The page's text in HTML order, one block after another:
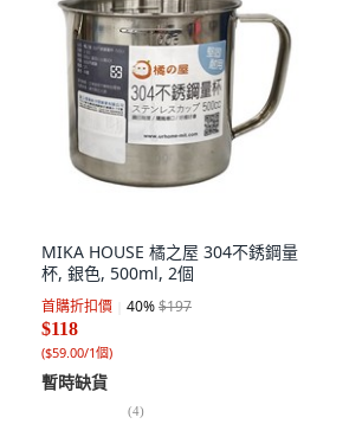
MIKA HOUSE 橘之屋 304不銹鋼量
杯, 銀色, 500ml, 2個
首購折扣價 40%$197
$118
($59.00/1個)
暫時缺貨
(4)